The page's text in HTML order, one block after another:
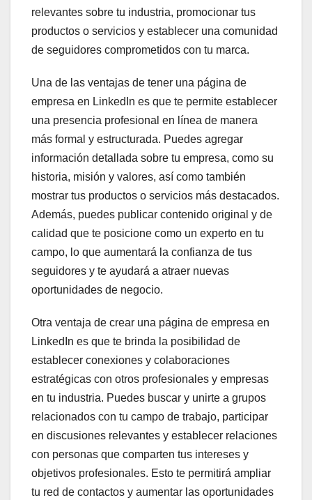
relevantes sobre tu industria, promocionar tus
productos o servicios y establecer una comunidad
de seguidores comprometidos con tu marca.
Una de las ventajas de tener una página de
empresa en LinkedIn es que te permite establecer
una presencia profesional en línea de manera
más formal y estructurada. Puedes agregar
información detallada sobre tu empresa, como su
historia, misión y valores, así como también
mostrar tus productos o servicios más destacados.
Además, puedes publicar contenido original y de
calidad que te posicione como un experto en tu
campo, lo que aumentará la confianza de tus
seguidores y te ayudará a atraer nuevas
oportunidades de negocio.
Otra ventaja de crear una página de empresa en
LinkedIn es que te brinda la posibilidad de
establecer conexiones y colaboraciones
estratégicas con otros profesionales y empresas
en tu industria. Puedes buscar y unirte a grupos
relacionados con tu campo de trabajo, participar
en discusiones relevantes y establecer relaciones
con personas que comparten tus intereses y
objetivos profesionales. Esto te permitirá ampliar
tu red de contactos y aumentar las oportunidades